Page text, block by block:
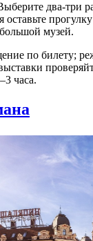
два-три
оставьте
музей.
по билету;
часа.